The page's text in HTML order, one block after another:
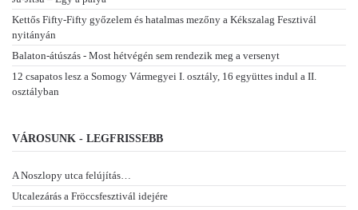
Kettős Fifty-Fifty győzelem és hatalmas mezőny a Kékszalag Fesztivál
nyitányán
Balaton-átúszás - Most hétvégén sem rendezik meg a versenyt
12 csapatos lesz a Somogy Vármegyei I. osztály, 16 együttes indul a II.
osztályban
VÁROSUNK - LEGFRISSEBB
A Noszlopy utca felújítás…
Utcalezárás a Fröccsfesztivál idejére